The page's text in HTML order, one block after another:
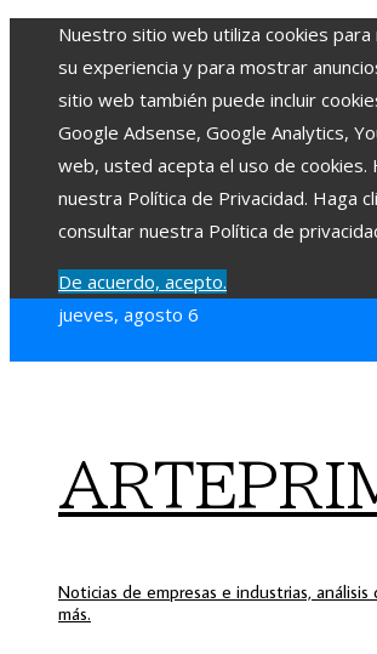
Nuestro sitio web utiliza cookies
su experiencia y para mostrar
sitio web también puede incluir
Google Adsense, Google Analytics,
web, usted acepta el uso de cookies.
nuestra Política de Privacidad. Haga
consultar nuestra Política de
De acuerdo, acepto.
jueves, agosto 6
Noticias de empresas e industrias, análisis
más.